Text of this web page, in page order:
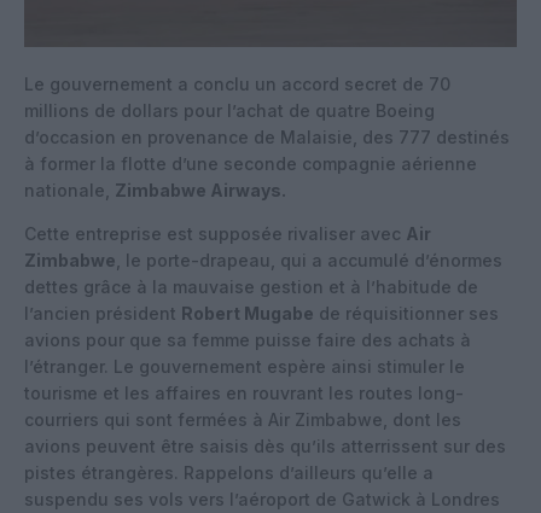
Le gouvernement a conclu un accord secret de 70
millions de dollars pour l’achat de quatre Boeing
d’occasion en provenance de Malaisie, des 777 destinés
à former la flotte d’une seconde compagnie aérienne
nationale, Zimbabwe Airways.
Cette entreprise est supposée rivaliser avec Air
Zimbabwe , le porte-drapeau, qui a accumulé d’énormes
dettes grâce à la mauvaise gestion et à l’habitude de
l’ancien président Robert Mugabe de réquisitionner ses
avions pour que sa femme puisse faire des achats à
l’étranger. Le gouvernement espère ainsi stimuler le
tourisme et les affaires en rouvrant les routes long-
courriers qui sont fermées à Air Zimbabwe, dont les
avions peuvent être saisis dès qu’ils atterrissent sur des
pistes étrangères. Rappelons d’ailleurs qu’elle a
suspendu ses vols vers l’aéroport de Gatwick à Londres